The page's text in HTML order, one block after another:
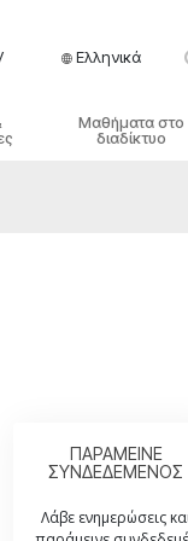
Ελληνικά
Μαθήματα στο
διαδίκτυο
και Τιμιότητα
ΠΑΡΑΜΕΙΝΕ
ΣΥΝΔΕΔΕΜΕΝΟΣ
Λάβε ενημερώσεις